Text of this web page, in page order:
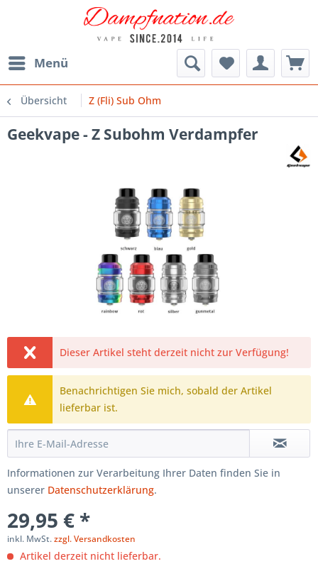
Menü
Übersicht Z (Fli) Sub Ohm
Geekvape - Z Subohm Verdampfer
Dieser Artikel steht derzeit nicht zur Verfügung!
Benachrichtigen Sie mich, sobald der Artikel
lieferbar ist.
Informationen zur Verarbeitung Ihrer Daten finden Sie in
unserer Datenschutzerklärung.
29,95 € *
inkl. MwSt.zzgl. Versandkosten
Artikel derzeit nicht lieferbar.